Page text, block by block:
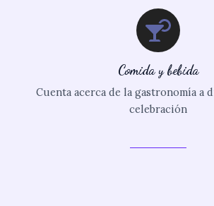
Comida y bebida
Cuenta acerca de la gastronomía a
celebración